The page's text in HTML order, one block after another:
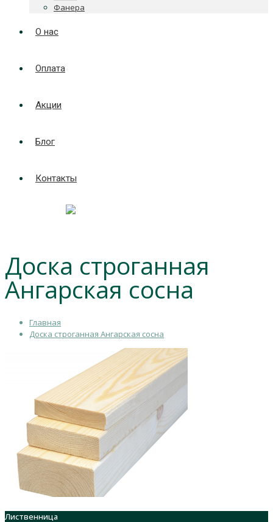
Фанера
О нас
Оплата
Акции
Блог
Контакты
Доска строганная
Ангарская сосна
Главная
Доска строганная Ангарская сосна
Лиственница